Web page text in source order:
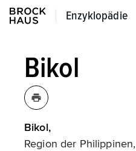
Enzyklopädie
Enzyklopädie
Bikol
Bikol,
Region der Philippinen,